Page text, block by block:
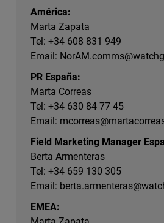
América:
Marta Zapata
Tel: +34 608 831 949
Email:
PR España:
Marta Correas
Tel: +34 630 84 77 45
Email:
Field Marketing Manager
Berta Armenteras
Tel: +34 659 130 305
Email:
EMEA: